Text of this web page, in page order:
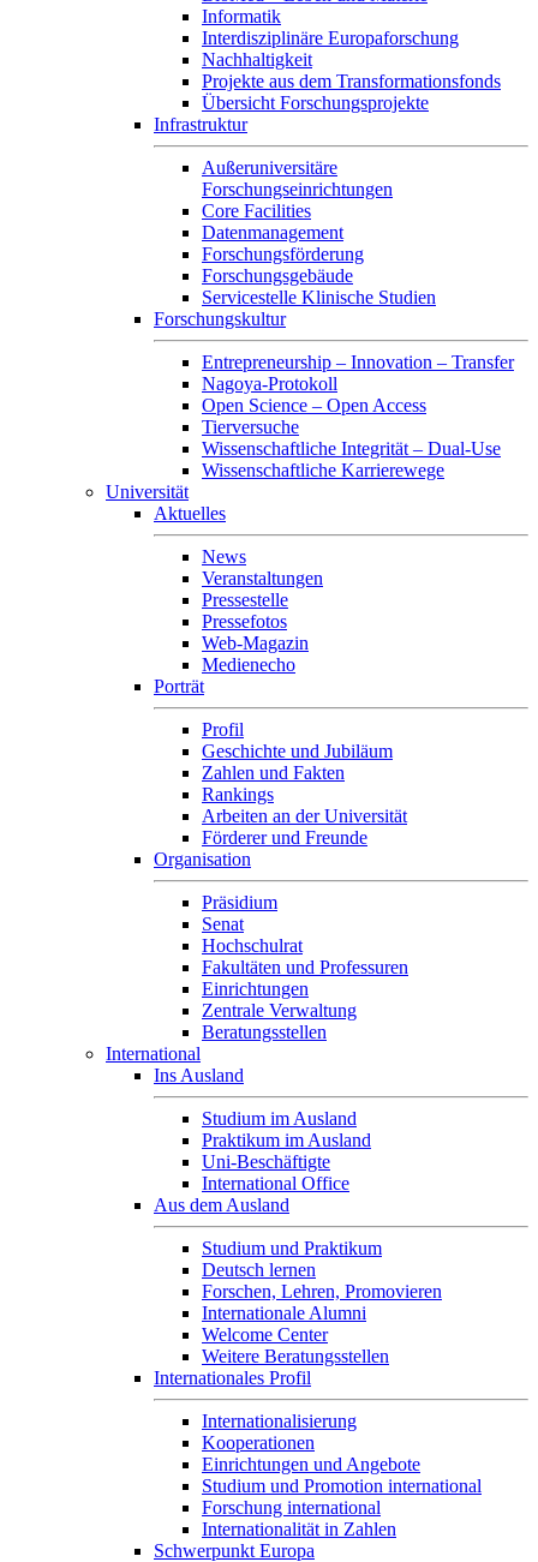
Informatik
Interdisziplinäre Europaforschung
Nachhaltigkeit
Projekte aus dem Transformationsfonds
Übersicht Forschungsprojekte
Infrastruktur
Außeruniversitäre
Forschungseinrichtungen
Core Facilities
Datenmanagement
Forschungsförderung
Forschungsgebäude
Servicestelle Klinische Studien
Forschungskultur
Entrepreneurship – Innovation – Transfer
Nagoya-Protokoll
Open Science – Open Access
Tierversuche
Wissenschaftliche Integrität – Dual-Use
Wissenschaftliche Karrierewege
Universität
Aktuelles
News
Veranstaltungen
Pressestelle
Pressefotos
Web-Magazin
Medienecho
Porträt
Profil
Geschichte und Jubiläum
Zahlen und Fakten
Rankings
Arbeiten an der Universität
Förderer und Freunde
Organisation
Präsidium
Senat
Hochschulrat
Fakultäten und Professuren
Einrichtungen
Zentrale Verwaltung
Beratungsstellen
International
Ins Ausland
Studium im Ausland
Praktikum im Ausland
Uni-Beschäftigte
International Office
Aus dem Ausland
Studium und Praktikum
Deutsch lernen
Forschen, Lehren, Promovieren
Internationale Alumni
Welcome Center
Weitere Beratungsstellen
Internationales Profil
Internationalisierung
Kooperationen
Einrichtungen und Angebote
Studium und Promotion international
Forschung international
Internationalität in Zahlen
Schwerpunkt Europa